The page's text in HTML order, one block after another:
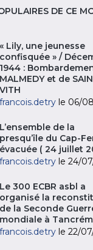
DE CE
« Lily, une jeunesse
confisquée » /
1944 :
MALMEDY et de
VITH
francois.detry le 06/
L’ensemble de la
presqu’île du Cap-
évacuée ( 24 juillet
francois.detry le 24/
Le 300 ECBR asbl a
organisé la
de la Seconde
mondiale à
francois.detry le 22/